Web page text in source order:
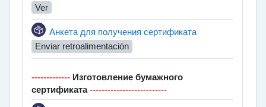
Ver
Анкета для получения сертификата
Enviar retroalimentación
------------- Изготовление бумажного
сертификата--------------------------